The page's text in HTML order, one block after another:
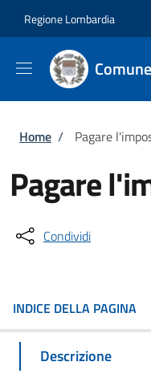
Regione Lombardia
Briciole di
Home / Pagare
Pagare
Condividi
INDICE DELLA PAGINA
Descrizione